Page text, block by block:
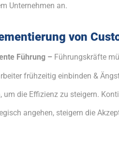
Unternehmen an.
von
Führung – Führungskräfte
frühzeitig einbinden &
um die Effizienz zu steigern.
angehen, steigern die